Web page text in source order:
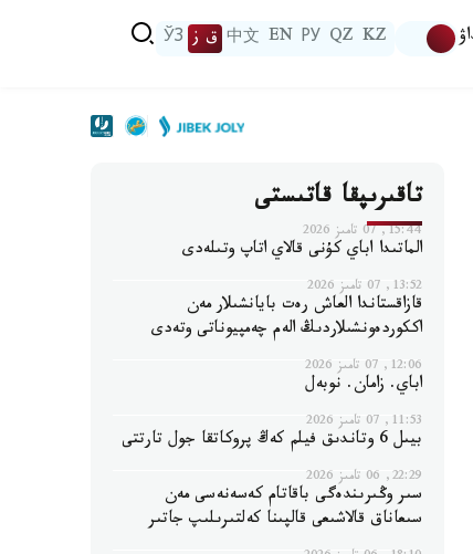
KZ
QZ
РУ
EN
中文 ق ز ЎЗ
تاقىرىپقا قاتىستى
15:44, 07 تامىز 2026
الماتىدا اباي كۇنى قالاي اتاپ وتىلەدى
13:52, 07 تامىز 2026
قازاقستاندا العاش رەت بايانشىلار مەن
اككوردەونشىلاردىڭ الەم چەمپيوناتى وتەدى
12:06, 07 تامىز 2026
اباي. زامان. نوبەل
11:53, 07 تامىز 2026
بيىل 6 وتاندىق فيلم كەڭ پروكاتقا جول تارتتى
22:29, 06 تامىز 2026
سىر وڭىرىندەگى باقاتام كەسەنەسى مەن
سىعاناق قالاشىعى قالپىنا كەلتىرىلىپ جاتىر